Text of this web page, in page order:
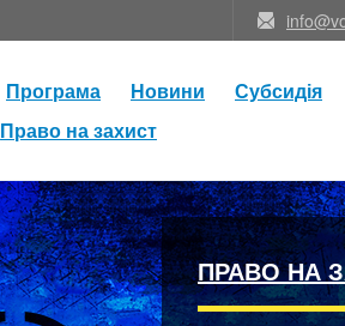
Програма Новини
Субсидія
Право на захист
ПРАВО НА